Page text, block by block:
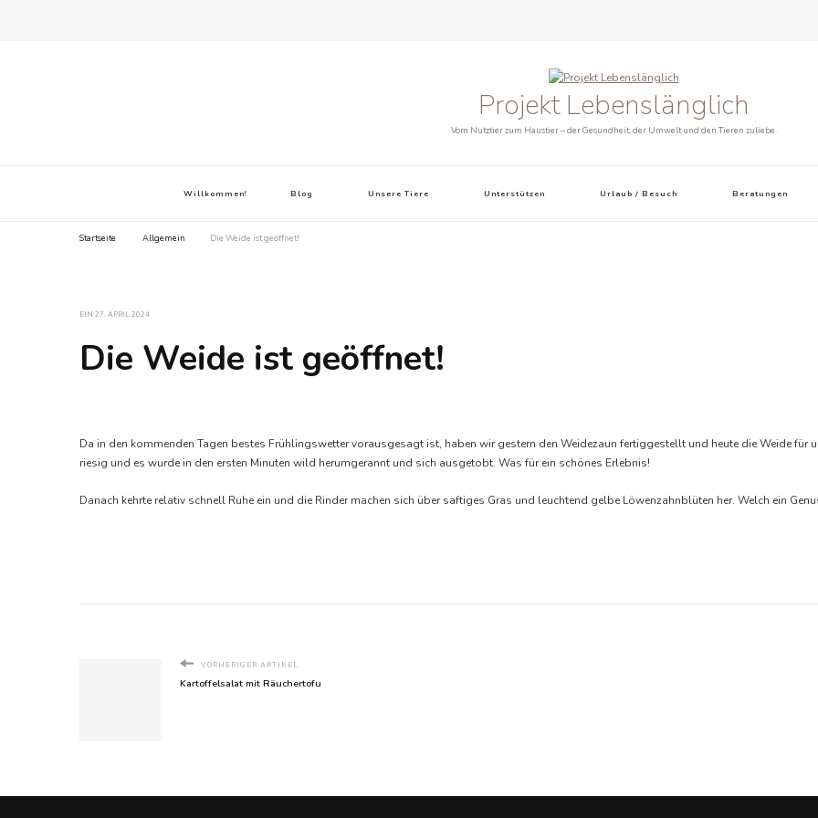
Projekt Lebenslänglich
Vom Nutztier zum Haustier – der Gesundheit, der Umwelt und den Tieren zuliebe.
Willkommen! Blog Unsere Tiere Unterstützen Urlaub / Besuch Beratungen
Startseite Allgemein Die Weide ist geöffnet!
EIN 27. APRIL 2024
Die Weide ist geöffnet!
Da in den kommenden Tagen bestes Frühlingswetter vorausgesagt ist, haben wir gestern den Weidezaun fertiggestellt und heute die Weide für
riesig und es wurde in den ersten Minuten wild herumgerannt und sich ausgetobt. Was für ein schönes Erlebnis!
Danach kehrte relativ schnell Ruhe ein und die Rinder machen sich über saftiges Gras und leuchtend gelbe Löwenzahnblüten her. Welch ein
VORHERIGER ARTIKEL
Kartoffelsalat mit Räuchertofu